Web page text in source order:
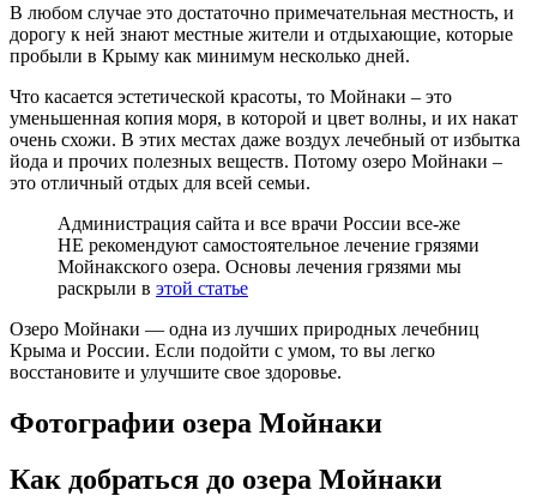
В любом случае это достаточно примечательная местность, и
дорогу к ней знают местные жители и отдыхающие, которые
пробыли в Крыму как минимум несколько дней.
Что касается эстетической красоты, то Мойнаки – это
уменьшенная копия моря, в которой и цвет волны, и их накат
очень схожи. В этих местах даже воздух лечебный от избытка
йода и прочих полезных веществ. Потому озеро Мойнаки –
это отличный отдых для всей семьи.
Администрация сайта и все врачи России все-же
НЕ рекомендуют самостоятельное лечение грязями
Мойнакского озера. Основы лечения грязями мы
раскрыли в этой статье
Озеро Мойнаки — одна из лучших природных лечебниц
Крыма и России. Если подойти с умом, то вы легко
восстановите и улучшите свое здоровье.
Фотографии озера Мойнаки
Как добраться до озера Мойнаки